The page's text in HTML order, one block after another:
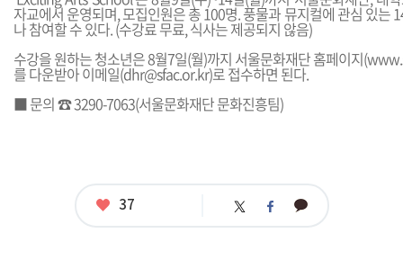
자교에서 운영되며, 모집인원은 총 100명. 풍물과 뮤지컬에 관심 있는
나 참여할 수 있다. (수강료 무료, 식사는 제공되지 않음)
수강을 원하는 청소년은 8월7일(월)까지 서울문화재단 홈페이지(
를 다운받아 이메일(dhr@sfac.or.kr)로 접수하면 된다.
■ 문의 ☎ 3290-7063(서울문화재단 문화진흥팀)
좋
37 트 페 카